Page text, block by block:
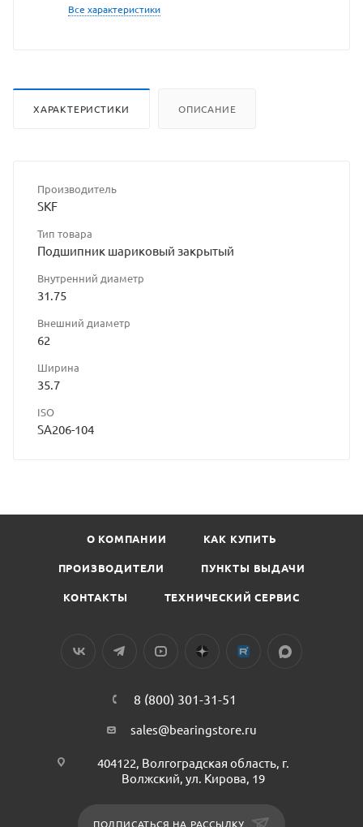
Все характеристики
ХАРАКТЕРИСТИКИ ОПИСАНИЕ
Производитель
SKF
Тип товара
Подшипник шариковый закрытый
Внутренний диаметр
31.75
Внешний диаметр
62
Ширина
35.7
ISO
SA206-104
О КОМПАНИИ КАК КУПИТЬ
ПРОИЗВОДИТЕЛИ ПУНКТЫ ВЫДАЧИ
КОНТАКТЫ ТЕХНИЧЕСКИЙ СЕРВИС
8 (800) 301-31-51
sales@bearingstore.ru
404122, Волгоградская область, г.
Волжский, ул. Кирова, 19
ПОДПИСАТЬСЯ НА РАССЫЛКУ